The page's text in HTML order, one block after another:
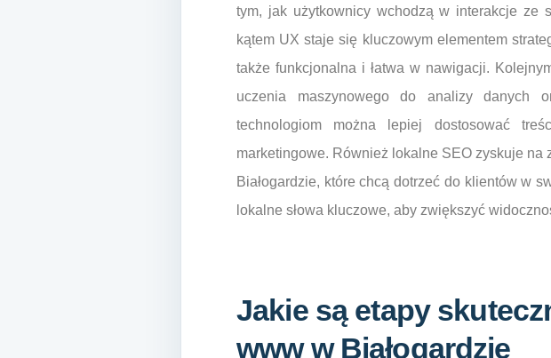
tym, jak użytkownicy wchodzą w interakcje ze
kątem UX staje się kluczowym elementem
także funkcjonalna i łatwa w nawigacji.
uczenia maszynowego do analizy danych
technologiom można lepiej dostosować
marketingowe. Również lokalne SEO zyskuje na
Białogardzie, które chcą dotrzeć do klientów w
lokalne słowa kluczowe, aby zwiększyć
Jakie są etapy
www w Białogardzie